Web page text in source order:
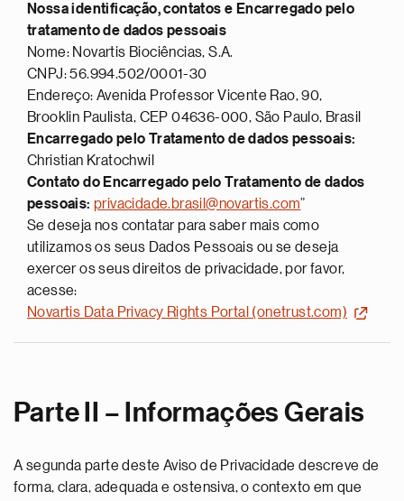
Nossa identificação, contatos e Encarregado pelo
tratamento de dados pessoais
Nome: Novartis Biociências, S.A.
CNPJ: 56.994.502/0001-30
Endereço: Avenida Professor Vicente Rao, 90,
Brooklin Paulista, CEP 04636-000, São Paulo, Brasil
Encarregado pelo Tratamento de dados pessoais:
Christian Kratochwil
Contato do Encarregado pelo Tratamento de dados
pessoais:privacidade.brasil@novartis.com”
Se deseja nos contatar para saber mais como
utilizamos os seus Dados Pessoais ou se deseja
exercer os seus direitos de privacidade, por favor,
acesse:
Novartis Data Privacy Rights Portal (onetrust.com)
Parte II – Informações Gerais
A segunda parte deste Aviso de Privacidade descreve de
forma, clara, adequada e ostensiva, o contexto em que